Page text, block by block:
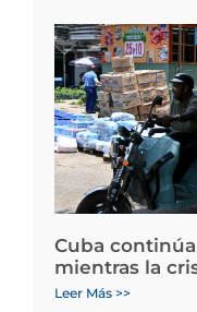
Cuba
mientras la
Leer Más >>